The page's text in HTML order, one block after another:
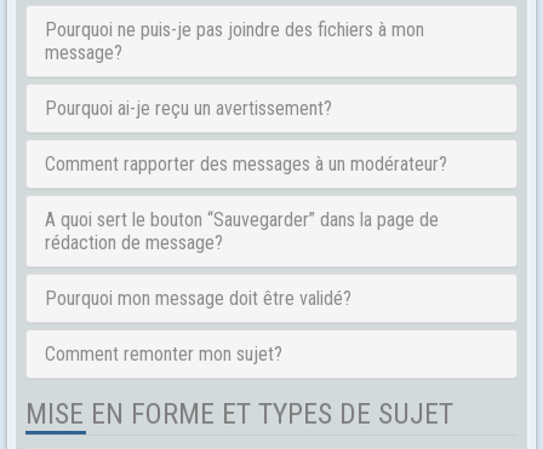
Pourquoi ne puis-je pas joindre des fichiers à mon
message?
Pourquoi ai-je reçu un avertissement?
Comment rapporter des messages à un modérateur?
A quoi sert le bouton “Sauvegarder” dans la page de
rédaction de message?
Pourquoi mon message doit être validé?
Comment remonter mon sujet?
MISE EN FORME ET TYPES DE SUJET